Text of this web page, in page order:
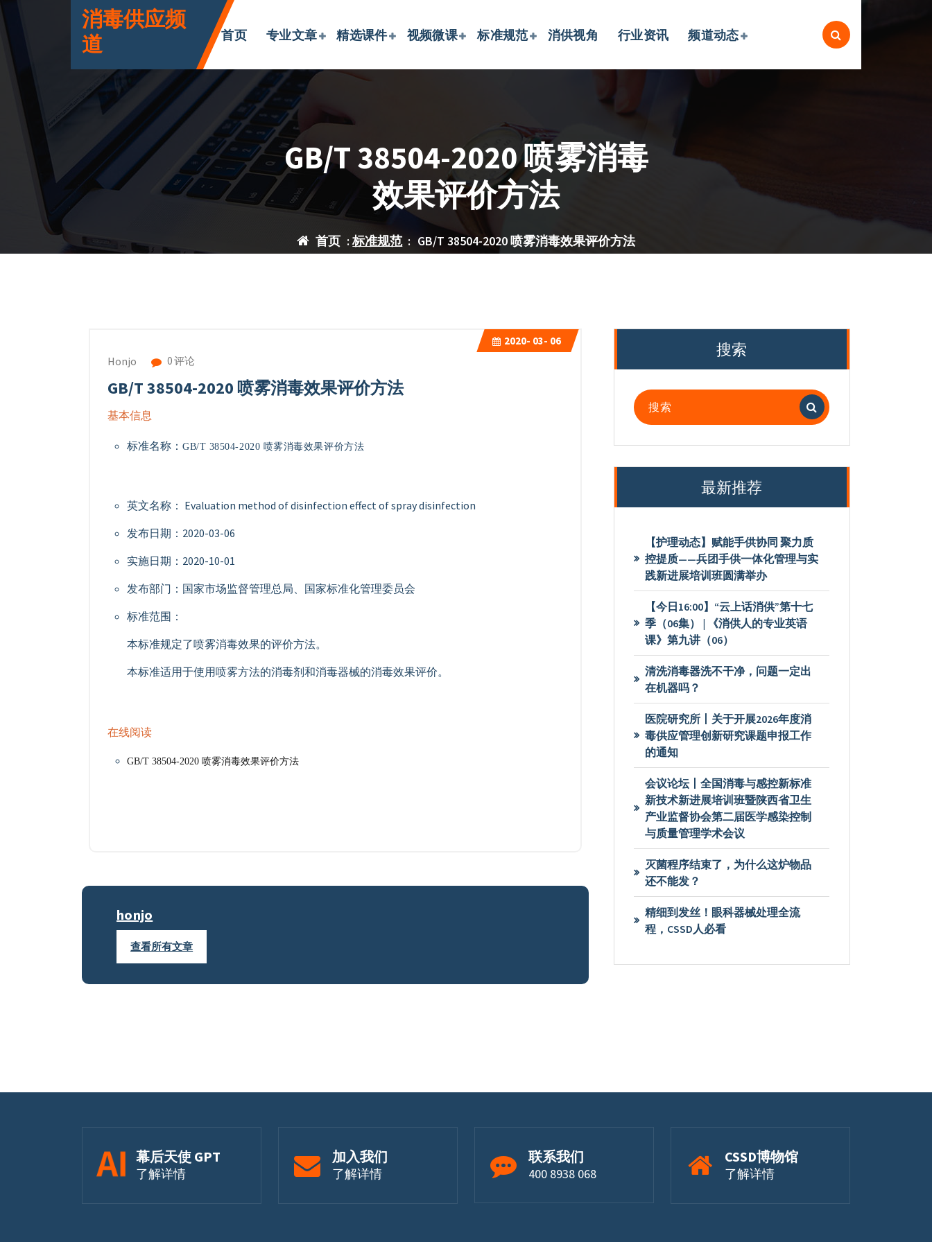
跳
转
到
消毒供应频
道
首页 专业文章 精选课件 视频微课 标准规范 消供视角 行业资讯 频道动态
GB/T 38504-2020 喷雾消毒
效果评价方法
首页 :标准规范: GB/T 38504-2020 喷雾消毒效果评价方法
2020- 03- 06
Honjo 0 评论
GB/T 38504-2020 喷雾消毒效果评价方法
基本信息
标准名称： GB/T 38504-2020 喷雾消毒效果评价方法
英文名称： Evaluation method of disinfection effect of spray disinfection
发布日期：2020-03-06
实施日期：2020-10-01
发布部门：国家市场监督管理总局、国家标准化管理委员会
标准范围：
本标准规定了喷雾消毒效果的评价方法。
本标准适用于使用喷雾方法的消毒剂和消毒器械的消毒效果评价。
在线阅读
GB/T 38504-2020 喷雾消毒效果评价方法
honjo
查看所有文章
搜索
搜
索：
最新推荐
【护理动态】赋能手供协同 聚力质
控提质——兵团手供一体化管理与实
践新进展培训班圆满举办
【今日16:00】“云上话消供”第十七
季（06集） | 《消供人的专业英语
课》第九讲（06）
清洗消毒器洗不干净，问题一定出
在机器吗？
医院研究所丨关于开展2026年度消
毒供应管理创新研究课题申报工作
的通知
会议论坛丨全国消毒与感控新标准
新技术新进展培训班暨陕西省卫生
产业监督协会第二届医学感染控制
与质量管理学术会议
灭菌程序结束了，为什么这炉物品
还不能发？
精细到发丝！眼科器械处理全流
程，CSSD人必看
幕后天使 GPT
了解详情
加入我们
了解详情
联系我们
400 8938 068
CSSD博物馆
了解详情